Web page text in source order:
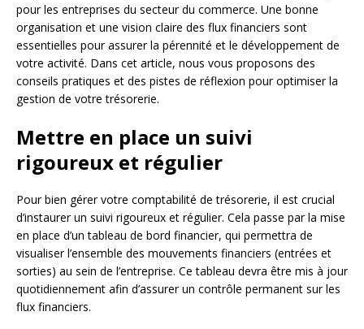
pour les entreprises du secteur du commerce. Une bonne
organisation et une vision claire des flux financiers sont
essentielles pour assurer la pérennité et le développement de
votre activité. Dans cet article, nous vous proposons des
conseils pratiques et des pistes de réflexion pour optimiser la
gestion de votre trésorerie.
Mettre en place un suivi
rigoureux et régulier
Pour bien gérer votre comptabilité de trésorerie, il est crucial
d’instaurer un suivi rigoureux et régulier. Cela passe par la mise
en place d’un tableau de bord financier, qui permettra de
visualiser l’ensemble des mouvements financiers (entrées et
sorties) au sein de l’entreprise. Ce tableau devra être mis à jour
quotidiennement afin d’assurer un contrôle permanent sur les
flux financiers.